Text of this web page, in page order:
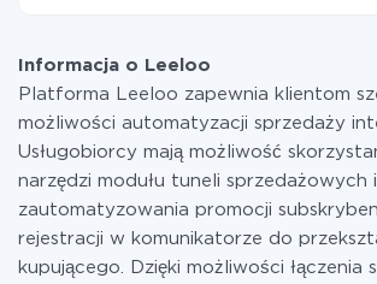
w razie potrzeby przełączyć się na
informacji otaryfach.
Informacja o Leeloo
Platforma Leeloo zapewnia klientom
możliwości automatyzacji sprzedaży
Usługobiorcy mają możliwość
narzędzi modułu tuneli sprzedażowych i
zautomatyzowania promocji
rejestracji w komunikatorze do
kupującego. Dzięki możliwości łączenia